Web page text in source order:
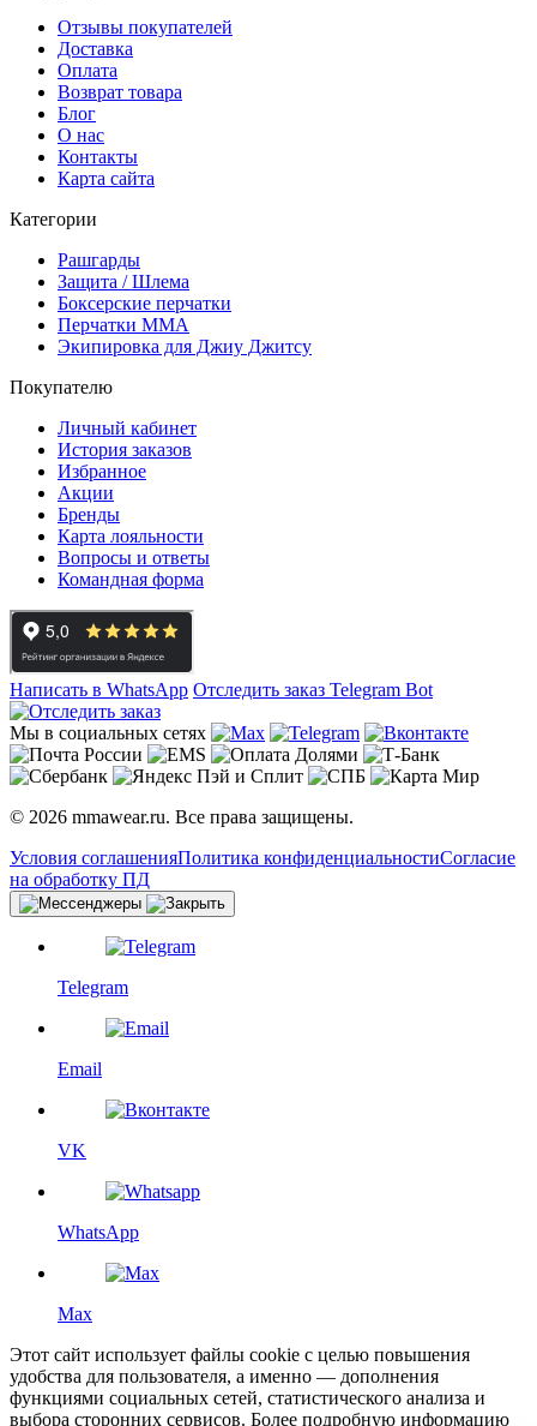
Отзывы покупателей
Доставка
Оплата
Возврат товара
Блог
О нас
Контакты
Карта сайта
Категории
Рашгарды
Защита / Шлема
Боксерские перчатки
Перчатки ММА
Экипировка для Джиу Джитсу
Покупателю
Личный кабинет
История заказов
Избранное
Акции
Бренды
Карта лояльности
Вопросы и ответы
Командная форма
Написать в WhatsApp Отследить заказ Telegram Bot
Мы в социальных сетях
© 2026 mmawear.ru. Все права защищены.
Условия соглашенияПолитика конфиденциальностиСогласие
на обработку ПД
Telegram
Email
VK
WhatsApp
Max
Этот сайт использует файлы cookie с целью повышения
удобства для пользователя, а именно — дополнения
функциями социальных сетей, статистического анализа и
выбора сторонних сервисов. Более подробную информацию